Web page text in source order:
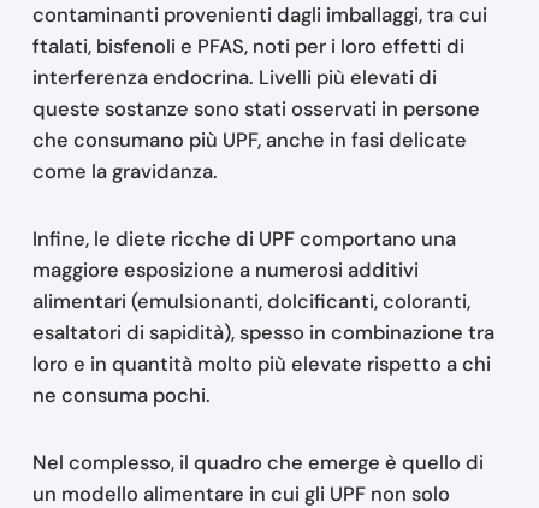
contaminanti provenienti dagli imballaggi, tra cui
ftalati, bisfenoli e PFAS, noti per i loro effetti di
interferenza endocrina. Livelli più elevati di
queste sostanze sono stati osservati in persone
che consumano più UPF, anche in fasi delicate
come la gravidanza.
Infine, le diete ricche di UPF comportano una
maggiore esposizione a numerosi additivi
alimentari (emulsionanti, dolcificanti, coloranti,
esaltatori di sapidità), spesso in combinazione tra
loro e in quantità molto più elevate rispetto a chi
ne consuma pochi.
Nel complesso, il quadro che emerge è quello di
un modello alimentare in cui gli UPF non solo